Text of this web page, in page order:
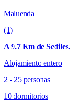
Maluenda
(1)
A 9.7 Km de Sediles.
Alojamiento entero
2 - 25 personas
10 dormitorios